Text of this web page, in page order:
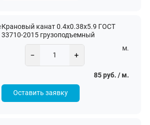
Крановый канат 0.4х0.38х5.9 ГОСТ
33710-2015 грузоподъемный
− +
м.
85 руб. / м.
Оставить заявку